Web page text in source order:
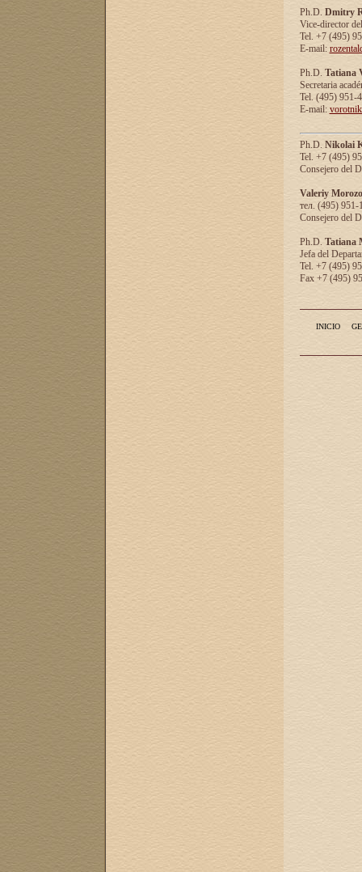
Ph.D. Dmitry
Vice-director
Tel. +7 (495)
E-mail:
Ph.D. Tatiana
Secretaria
Tel. (495) 951-
E-mail:
Ph.D. Nikolai
Tel. +7 (495)
Consejero del
Valeriy
тел. (495) 951-
Consejero del
Ph.D. Tatiana
Jefa del
Tel. +7 (495)
Fax +7 (495)
INICIO